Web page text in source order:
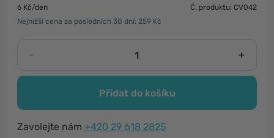
6 Kč/den
Č. produktu: CV042
Nejnižší cena za posledních 30 dní: 259 Kč
- +
Přidat do košíku
Zavolejte nám +420 29 618 2825